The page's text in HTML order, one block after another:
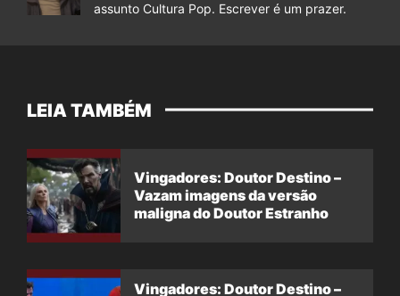
assunto Cultura Pop. Escrever é um prazer.
LEIA TAMBÉM
Vingadores: Doutor Destino –
Vazam imagens da versão
maligna do Doutor Estranho
Vingadores: Doutor Destino –